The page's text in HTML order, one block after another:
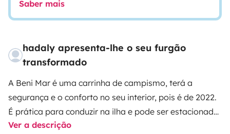
Saber mais
hadaly apresenta-lhe o seu furgão
transformado
A Beni Mar é uma carrinha de campismo, terá a
segurança e o conforto no seu interior, pois é de 2022.
É prática para conduzir na ilha e pode ser estacionada
em qualquer lugar.
Ver a descrição